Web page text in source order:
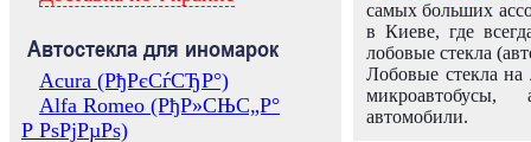
Автостекла для иномарок
Acura (РђРєСѓСЂР°)
Alfa Romeo (РђР»СЊС„Р°
Р РѕРјРµРѕ)
самых больших
в Киеве, где
лобовые стекла
Лобовые стекла на
микроавтобусы,
автомобили.